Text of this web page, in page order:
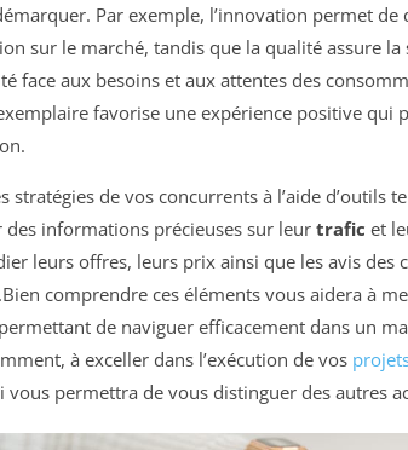
Par exemple, l’innovation permet
sur le marché, tandis que la qualité assure
face aux besoins et aux attentes des
favorise une expérience positive qui
stratégies de vos concurrents à l’aide d’outils
des informations précieuses sur leurtrafic et
leurs offres, leurs prix ainsi que les avis
comprendre ces éléments vous aidera à
de naviguer efficacement dans un
à exceller dans l’exécution de vos
vous permettra de vous distinguer des autres